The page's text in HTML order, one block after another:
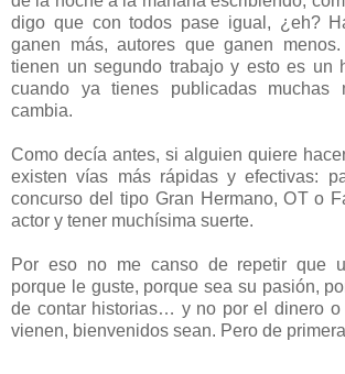
digo que con todos pase igual, ¿eh?
ganen más, autores que ganen
tienen un segundo trabajo y esto es un
cuando ya tienes publicadas muchas
cambia.
Como decía antes, si alguien quiere
existen vías más rápidas y efectivas:
concurso del tipo Gran Hermano, OT o
actor y tener muchísima suerte.
Por eso no me canso de repetir que
porque le guste, porque sea su pasión,
de contar historias… y no por el dinero o
vienen, bienvenidos sean. Pero de